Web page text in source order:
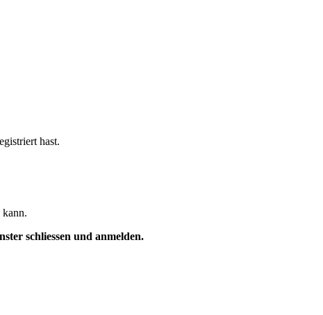
hast.
schliessen und anmelden.